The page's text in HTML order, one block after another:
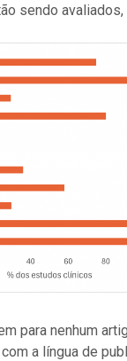
sendo
para nenhum
a língua de